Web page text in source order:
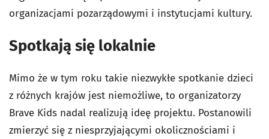
organizacjami pozarządowymi i instytucjami kultury.
Spotkają się lokalnie
Mimo że w tym roku takie niezwykłe spotkanie dzieci
z różnych krajów jest niemożliwe, to organizatorzy
Brave Kids nadal realizują ideę projektu. Postanowili
zmierzyć się z niesprzyjającymi okolicznościami i